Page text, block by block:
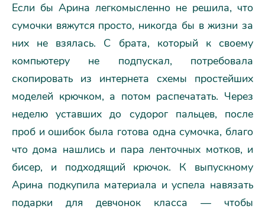
Если бы Арина легкомысленно не решила, что
сумочки вяжутся просто, никогда бы в жизни за
них не взялась. С брата, который к своему
компьютеру не подпускал, потребовала
скопировать из интернета схемы простейших
моделей крючком, а потом распечатать. Через
неделю уставших до судорог пальцев, после
проб и ошибок была готова одна сумочка, благо
что дома нашлись и пара ленточных мотков, и
бисер, и подходящий крючок. К выпускному
Арина подкупила материала и успела навязать
подарки для девчонок класса — чтобы